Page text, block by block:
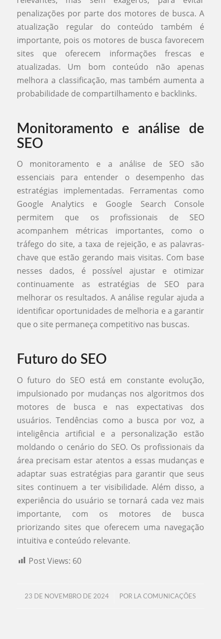
penalizações por parte dos motores de busca. A
atualização regular do conteúdo também é
importante, pois os motores de busca favorecem
sites que oferecem informações frescas e
atualizadas. Um bom conteúdo não apenas
melhora a classificação, mas também aumenta a
probabilidade de compartilhamento e backlinks.
Monitoramento e análise de
SEO
O monitoramento e a análise de SEO são
essenciais para entender o desempenho das
estratégias implementadas. Ferramentas como
Google Analytics e Google Search Console
permitem que os profissionais de SEO
acompanhem métricas importantes, como o
tráfego do site, a taxa de rejeição, e as palavras-
chave que estão gerando mais visitas. Com base
nesses dados, é possível ajustar e otimizar
continuamente as estratégias de SEO para
melhorar os resultados. A análise regular ajuda a
identificar oportunidades de melhoria e a garantir
que o site permaneça competitivo nas buscas.
Futuro do SEO
O futuro do SEO está em constante evolução,
impulsionado por mudanças nos algoritmos dos
motores de busca e nas expectativas dos
usuários. Tendências como a busca por voz, a
inteligência artificial e a personalização estão
moldando o cenário do SEO. Os profissionais da
área precisam estar atentos a essas mudanças e
adaptar suas estratégias para garantir que seus
sites continuem a ter visibilidade. Além disso, a
experiência do usuário se tornará cada vez mais
importante, com os motores de busca
priorizando sites que oferecem uma navegação
intuitiva e conteúdo relevante.
Post Views: 60
23 DE NOVEMBRO DE 2024
/ POR LA COMUNICAÇÕES